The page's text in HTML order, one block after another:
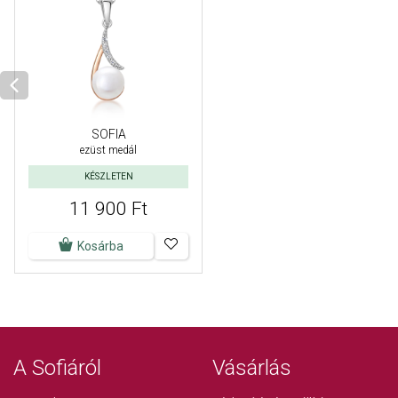
SOFIA
ezüst medál
KÉSZLETEN
11 900 Ft
Kosárba
A Sofiáról Vásárlás